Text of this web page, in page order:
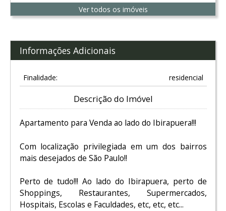
Ver todos os imóveis
Informações Adicionais
Finalidade: residencial
Descrição do Imóvel
Apartamento para Venda ao lado do Ibirapuera!!!
Com localização privilegiada em um dos bairros
mais desejados de São Paulo!!
Perto de tudo!!! Ao lado do Ibirapuera, perto de
Shoppings, Restaurantes, Supermercados,
Hospitais, Escolas e Faculdades, etc, etc, etc...